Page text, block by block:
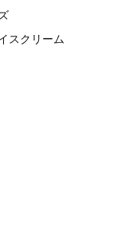
スクリーム